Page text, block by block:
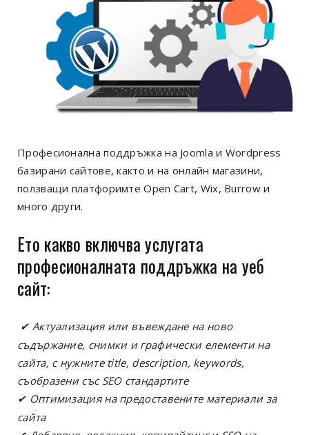
Професионална поддръжка на Joomla и Wordpress
базирани сайтове, както и на онлайн магазини,
ползващи платфоримте Open Cart, Wix, Burrow и
много други.
Ето какво включва услугата
професионалната поддръжка на уеб
сайт:
✔ Актуализация или въвеждане на ново
съдържание, снимки и графически елементи на
сайта, с нужните title, description, keywords,
съобразени със SEO стандартите
✔ Оптимизация на предоставените материали за
сайта